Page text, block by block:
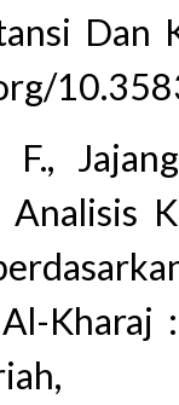
Dan
F.,
Kharaj